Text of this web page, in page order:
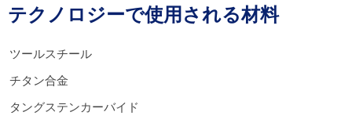
テクノロジーで使用される材料
ツールスチール
チタン合金
タングステンカーバイド